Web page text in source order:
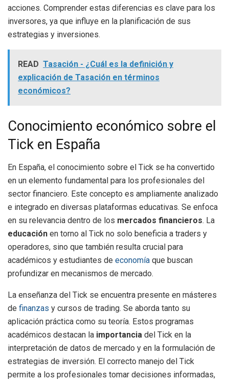
acciones. Comprender estas diferencias es clave para los
inversores, ya que influye en la planificación de sus
estrategias y inversiones.
READ Tasación - ¿Cuál es la definición y
explicación de Tasación en términos
económicos?
Conocimiento económico sobre el
Tick en España
En España, el conocimiento sobre el Tick se ha convertido
en un elemento fundamental para los profesionales del
sector financiero. Este concepto es ampliamente analizado
e integrado en diversas plataformas educativas. Se enfoca
en su relevancia dentro de los mercados financieros. La
educación en torno al Tick no solo beneficia a traders y
operadores, sino que también resulta crucial para
académicos y estudiantes de economía que buscan
profundizar en mecanismos de mercado.
La enseñanza del Tick se encuentra presente en másteres
de finanzas y cursos de trading. Se aborda tanto su
aplicación práctica como su teoría. Estos programas
académicos destacan la importancia del Tick en la
interpretación de datos de mercado y en la formulación de
estrategias de inversión. El correcto manejo del Tick
permite a los profesionales tomar decisiones informadas,